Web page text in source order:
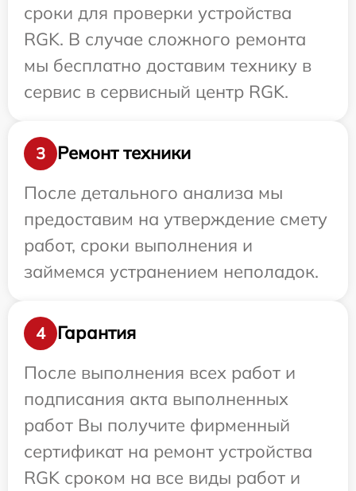
сроки для проверки устройства
RGK. В случае сложного ремонта
мы бесплатно доставим технику в
сервис в сервисный центр RGK.
3
Ремонт техники
После детального анализа мы
предоставим на утверждение смету
работ, сроки выполнения и
займемся устранением неполадок.
4
Гарантия
После выполнения всех работ и
подписания акта выполненных
работ Вы получите фирменный
сертификат на ремонт устройства
RGK сроком на все виды работ и